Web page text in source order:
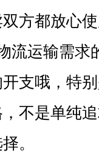
方都放心
流运输需求
支哦，特
不是单纯
。